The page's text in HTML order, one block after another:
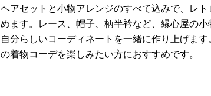
ヘアセットと小物アレンジのすべて込みで、レ
めます。レース、帽子、柄半衿など、縁心屋の
自分らしいコーディネートを一緒に作り上げま
の着物コーデを楽しみたい方におすすめです。